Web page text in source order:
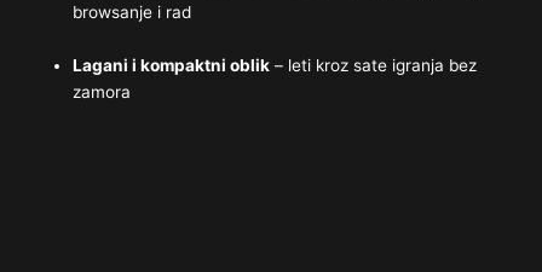
browsanje i rad
Lagani i kompaktni oblik – leti kroz sate igranja bez
zamora